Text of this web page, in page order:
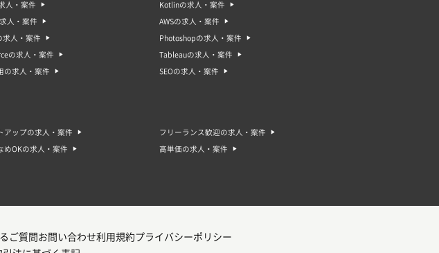
人・案件 Kotlinの求人・案件
人・案件 AWSの求人・案件
求人・案件 Photoshopの求人・案件
の求人・案件 Tableauの求人・案件
の求人・案件 SEOの求人・案件
アップの求人・案件 フリーランス歓迎の求人・案件
めOKの求人・案件 高単価の求人・案件
ご質問 お問い合わせ利用規約 プライバシーポリシー